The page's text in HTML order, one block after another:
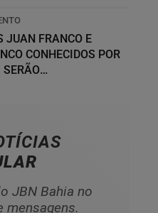
JUAN FRANCO E
CONHECIDOS POR
JBN Bahia no
mensagens.